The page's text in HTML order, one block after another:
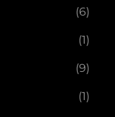
(6)
(1)
(9)
(1)